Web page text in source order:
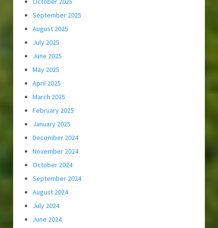
September 2025
August 2025
July 2025
June 2025
May 2025
April 2025
March 2025
February 2025
January 2025
December 2024
November 2024
October 2024
September 2024
August 2024
July 2024
June 2024